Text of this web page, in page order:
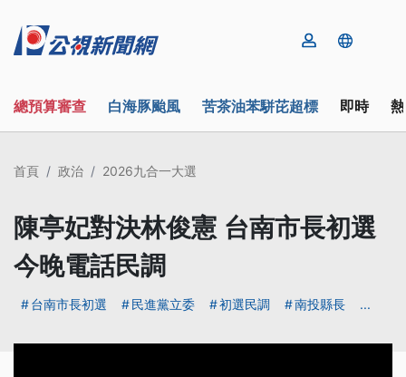
總預算審查 白海豚颱風 苦茶油苯駢芘超標 即時
首頁 政治 2026九合一大選
陳亭妃對決林俊憲 台南市長初選
今晚電話民調
台南市長初選 民進黨立委 初選民調 南投縣長 ...